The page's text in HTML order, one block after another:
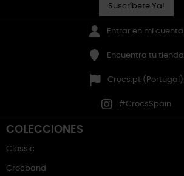
Suscríbete Ya!
Entrar en mi cuenta
Encuentra tu tienda
Crocs.pt (Portugal)
#CrocsSpain
COLECCIONES
Classic
Crocband